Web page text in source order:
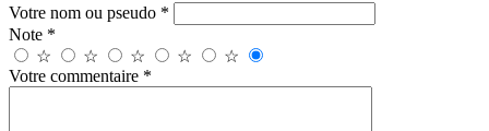
Votre nom ou pseudo *
Note *
☆
☆ ☆ ☆
☆
Votre commentaire *